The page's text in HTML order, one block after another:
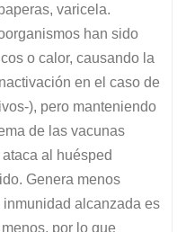
varicela.
han sido
o calor, causando la
en el caso de
), pero manteniendo
de las vacunas
al huésped
Genera menos
alcanzada es
por lo que